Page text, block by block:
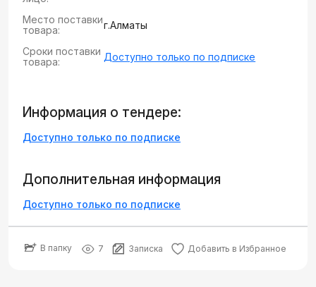
Место поставки
товара:
г.Алматы
Сроки поставки
товара:
Доступно только по подписке
Информация о тендере:
Доступно только по подписке
Дополнительная информация
Доступно только по подписке
В папку 7 Записка Добавить в Избранное